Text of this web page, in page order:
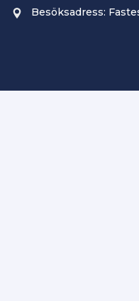
Besöksadress: